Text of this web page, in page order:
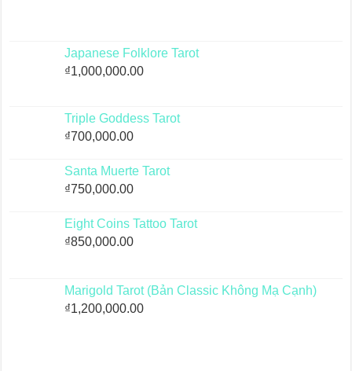
Japanese Folklore Tarot
₫1,000,000.00
Triple Goddess Tarot
₫700,000.00
Santa Muerte Tarot
₫750,000.00
Eight Coins Tattoo Tarot
₫850,000.00
Marigold Tarot (Bản Classic Không Mạ Cạnh)
₫1,200,000.00